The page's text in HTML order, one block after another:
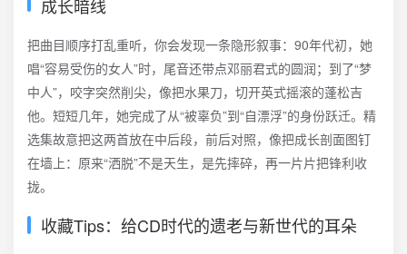
成长暗线
把曲目顺序打乱重听，你会发现一条隐形叙事：90年代初，她
唱“容易受伤的女人”时，尾音还带点邓丽君式的圆润；到了“梦
中人”，咬字突然削尖，像把水果刀，切开英式摇滚的蓬松吉
他。短短几年，她完成了从“被辜负”到“自漂浮”的身份跃迁。精
选集故意把这两首放在中后段，前后对照，像把成长剖面图钉
在墙上：原来“洒脱”不是天生，是先摔碎，再一片片把锋利收
拢。
收藏Tips：给CD时代的遗老与新世代的耳朵